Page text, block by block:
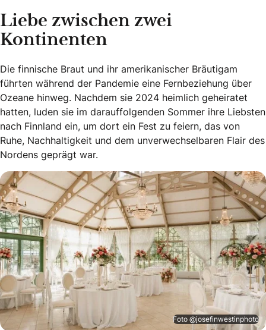
Liebe zwischen zwei
Kontinenten
Die finnische Braut und ihr amerikanischer Bräutigam
führten während der Pandemie eine Fernbeziehung über
Ozeane hinweg. Nachdem sie 2024 heimlich geheiratet
hatten, luden sie im darauffolgenden Sommer ihre Liebsten
nach Finnland ein, um dort ein Fest zu feiern, das von
Ruhe, Nachhaltigkeit und dem unverwechselbaren Flair des
Nordens geprägt war.
Foto @josefinwestinphoto